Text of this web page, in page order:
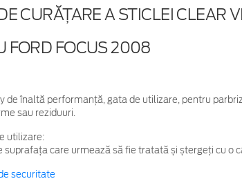
CURĂȚARE A STICLEI CLEAR
FORD FOCUS 2008
de înaltă performanță, gata de utilizare, pentru
sau reziduuri.
utilizare:
suprafața care urmează să fie tratată și ștergeți cu o
securitate